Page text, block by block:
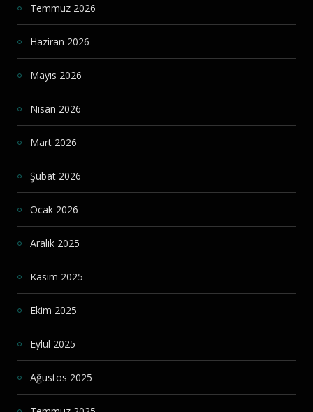
Temmuz 2026
Haziran 2026
Mayıs 2026
Nisan 2026
Mart 2026
Şubat 2026
Ocak 2026
Aralık 2025
Kasım 2025
Ekim 2025
Eylül 2025
Ağustos 2025